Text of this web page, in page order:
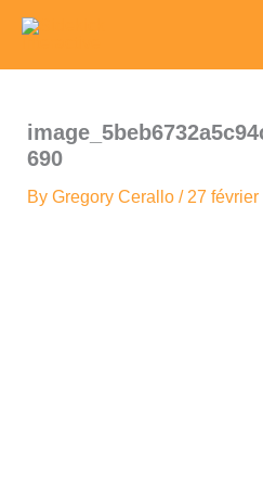
content
690
By Gregory Cerallo /27 février